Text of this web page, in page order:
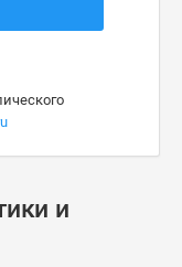
и